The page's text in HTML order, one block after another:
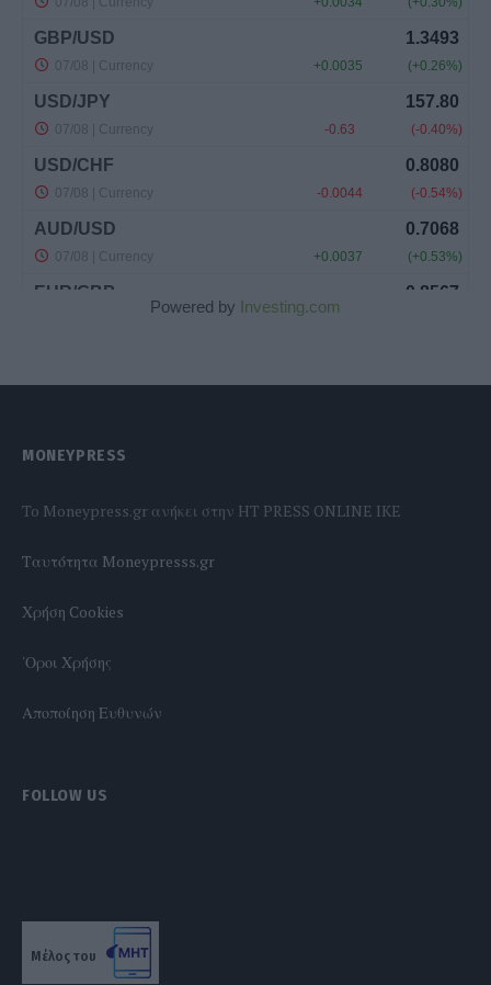
Powered by Investing.com
MONEYPRESS
To Moneypress.gr ανήκει στην HT PRESS ONLINE IKE
Tαυτότητα Moneypresss.gr
Χρήση Cookies
'Οροι Χρήσης
Αποποίηση Ευθυνών
FOLLOW US
Μέλος του